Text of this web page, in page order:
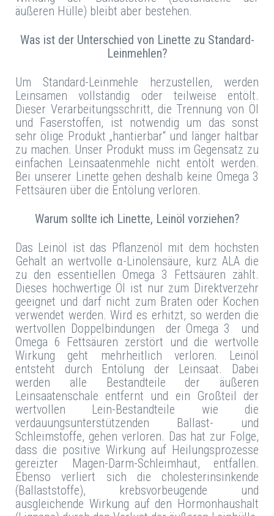
äußeren Hülle) bleibt aber bestehen.
Was ist der Unterschied von Linette zu Standard-
Leinmehlen?
Um Standard-Leinmehle herzustellen, werden
Leinsamen vollständig oder teilweise entölt.
Dieser Verarbeitungsschritt, die Trennung von Öl
und Faserstoffen, ist notwendig um das sonst
sehr ölige Produkt „hantierbar“ und länger haltbar
zu machen. Unser Produkt muss im Gegensatz zu
einfachen Leinsaatenmehle nicht entölt werden.
Bei unserer Linette gehen deshalb keine Omega 3
Fettsäuren über die Entölung verloren.
Warum sollte ich Linette, Leinöl vorziehen?
Das Leinöl ist das Pflanzenöl mit dem höchsten
Gehalt an wertvolle α-Linolensäure, kurz ALA die
zu den essentiellen Omega 3 Fettsäuren zählt.
Dieses hochwertige Öl ist nur zum Direktverzehr
geeignet und darf nicht zum Braten oder Kochen
verwendet werden. Wird es erhitzt, so werden die
wertvollen Doppelbindungen der Omega 3 und
Omega 6 Fettsäuren zerstört und die wertvolle
Wirkung geht mehrheitlich verloren. Leinöl
entsteht durch Entölung der Leinsaat. Dabei
werden alle Bestandteile der äußeren
Leinsaatenschale entfernt und ein Großteil der
wertvollen Lein-Bestandteile wie die
verdauungsunterstützenden Ballast- und
Schleimstoffe, gehen verloren. Das hat zur Folge,
dass die positive Wirkung auf Heilungsprozesse
gereizter Magen-Darm-Schleimhaut, entfallen.
Ebenso verliert sich die cholesterinsinkende
(Ballaststoffe), krebsvorbeugende und
ausgleichende Wirkung auf den Hormonhaushalt